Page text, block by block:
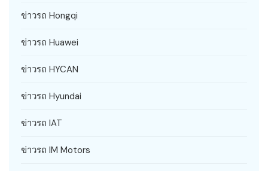
ข่าวรถ Hongqi
ข่าวรถ Huawei
ข่าวรถ HYCAN
ข่าวรถ Hyundai
ข่าวรถ IAT
ข่าวรถ IM Motors